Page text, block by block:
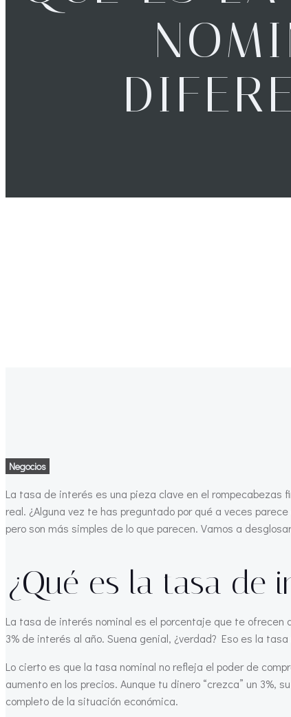
Negocios
La tasa de interés es una pieza clave en el
real. ¿Alguna vez te has preguntado por qué a veces
pero son más simples de lo que parecen. Vamos a
¿Qué es la tasa de
La tasa de interés nominal es el porcentaje que te
3% de interés al año. Suena genial, ¿verdad? Eso es la
Lo cierto es que la tasa nominal no refleja el poder de
aumento en los precios. Aunque tu dinero “crezca” un
completo de la situación económica.